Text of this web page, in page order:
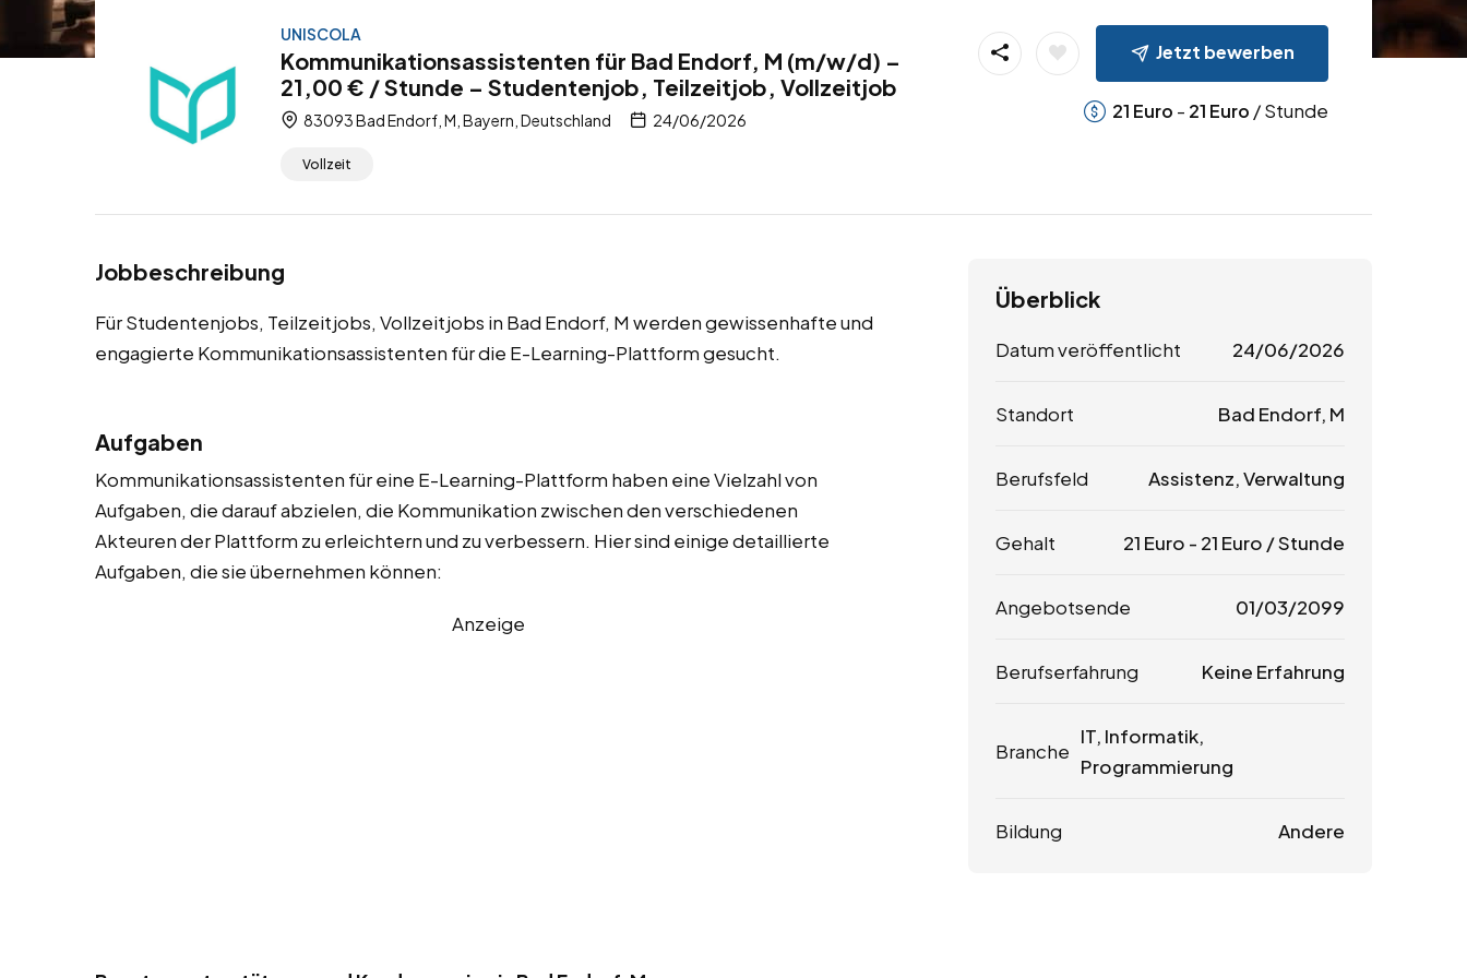
UNISCOLA
Kommunikationsassistenten für Bad Endorf, M (m/w/d) –
21,00 € / Stunde – Studentenjob, Teilzeitjob, Vollzeitjob
83093 Bad Endorf, M, Bayern, Deutschland 24/06/2026
Vollzeit
Jetzt bewerben
21 Euro - 21 Euro / Stunde
Jobbeschreibung
Für Studentenjobs, Teilzeitjobs, Vollzeitjobs in Bad Endorf, M werden gewissenhafte und
engagierte Kommunikationsassistenten für die E-Learning-Plattform gesucht.
Aufgaben
Kommunikationsassistenten für eine E-Learning-Plattform haben eine Vielzahl von
Aufgaben, die darauf abzielen, die Kommunikation zwischen den verschiedenen
Akteuren der Plattform zu erleichtern und zu verbessern. Hier sind einige detaillierte
Aufgaben, die sie übernehmen können:
Anzeige
Überblick
Datum veröffentlicht 24/06/2026
Standort Bad Endorf, M
Berufsfeld Assistenz, Verwaltung
Gehalt 21 Euro - 21 Euro / Stunde
Angebotsende 01/03/2099
Berufserfahrung Keine Erfahrung
Branche
IT, Informatik,
Programmierung
Bildung Andere